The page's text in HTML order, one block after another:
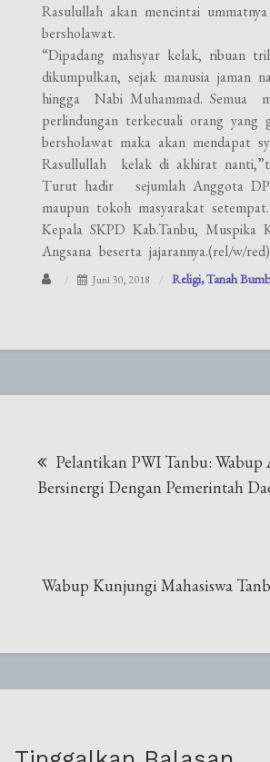
Rasulullah akan mencintai
bersholawat.
“Dipadang mahsyar kelak, ribuan
dikumpulkan, sejak manusia jaman
hingga Nabi Muhammad. Semua
perlindungan terkecuali orang yang
bersholawat maka akan mendapat
Rasullullah kelak di akhirat
Turut hadir sejumlah Anggota
maupun tokoh masyarakat
Kepala SKPD Kab.Tanbu, Muspika
Angsana beserta jajarannya.(rel/w/red)
Juni 30, 2018 Religi Tanah
pos
​Pelantikan PWI Tanbu: Wabup
Bersinergi Dengan Pemerintah
​Wabup Kunjungi Mahasiswa